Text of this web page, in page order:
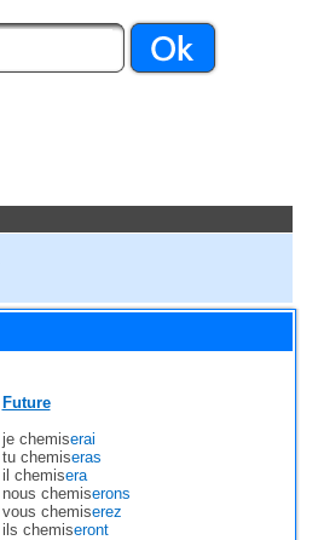
Future
je chemiserai
tu chemiseras
il chemisera
nous chemiserons
vous chemiserez
ils chemiseront